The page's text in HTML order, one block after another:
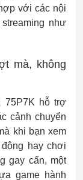
với các nội
như
mà, không
75P7K hỗ trợ
cảnh chuyển
khi bạn xem
hay chơi
gay cấn, một
game hành